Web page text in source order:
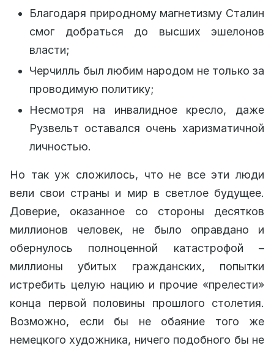
Благодаря природному магнетизму Сталин
смог добраться до высших эшелонов
власти;
Черчилль был любим народом не только за
проводимую политику;
Несмотря на инвалидное кресло, даже
Рузвельт оставался очень харизматичной
личностью.
Но так уж сложилось, что не все эти люди
вели свои страны и мир в светлое будущее.
Доверие, оказанное со стороны десятков
миллионов человек, не было оправдано и
обернулось полноценной катастрофой –
миллионы убитых гражданских, попытки
истребить целую нацию и прочие «прелести»
конца первой половины прошлого столетия.
Возможно, если бы не обаяние того же
немецкого художника, ничего подобного бы не